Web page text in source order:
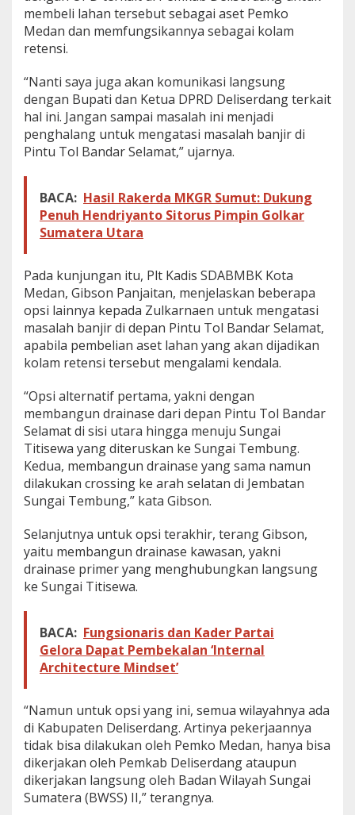
t
B
u
n
d
i
W
i
l
a
h
K
o
M
e
d
a
n
membeli lahan tersebut sebagai aset Pemko
Medan dan memfungsikannya sebagai kolam
retensi.
“Nanti saya juga akan komunikasi langsung
dengan Bupati dan Ketua DPRD Deliserdang terkait
hal ini. Jangan sampai masalah ini menjadi
penghalang untuk mengatasi masalah banjir di
Pintu Tol Bandar Selamat,” ujarnya.
BACA: Hasil Rakerda MKGR Sumut: Dukung
Penuh Hendriyanto Sitorus Pimpin Golkar
Sumatera Utara
Pada kunjungan itu, Plt Kadis SDABMBK Kota
Medan, Gibson Panjaitan, menjelaskan beberapa
opsi lainnya kepada Zulkarnaen untuk mengatasi
masalah banjir di depan Pintu Tol Bandar Selamat,
apabila pembelian aset lahan yang akan dijadikan
kolam retensi tersebut mengalami kendala.
“Opsi alternatif pertama, yakni dengan
membangun drainase dari depan Pintu Tol Bandar
Selamat di sisi utara hingga menuju Sungai
Titisewa yang diteruskan ke Sungai Tembung.
Kedua, membangun drainase yang sama namun
dilakukan crossing ke arah selatan di Jembatan
Sungai Tembung,” kata Gibson.
Selanjutnya untuk opsi terakhir, terang Gibson,
yaitu membangun drainase kawasan, yakni
drainase primer yang menghubungkan langsung
ke Sungai Titisewa.
BACA: Fungsionaris dan Kader Partai
Gelora Dapat Pembekalan ‘Internal
Architecture Mindset’
“Namun untuk opsi yang ini, semua wilayahnya ada
di Kabupaten Deliserdang. Artinya pekerjaannya
tidak bisa dilakukan oleh Pemko Medan, hanya bisa
dikerjakan oleh Pemkab Deliserdang ataupun
dikerjakan langsung oleh Badan Wilayah Sungai
Sumatera (BWSS) II,” terangnya.